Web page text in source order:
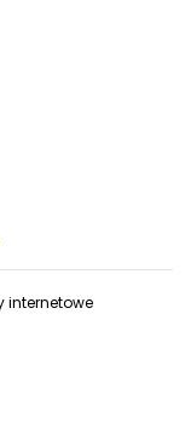
internetowe